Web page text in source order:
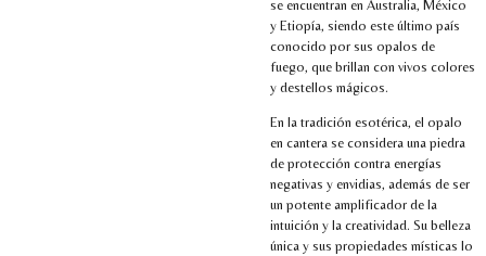
se encuentran en Australia, México
y Etiopía, siendo este último país
conocido por sus opalos de
fuego, que brillan con vivos colores
y destellos mágicos.
En la tradición esotérica, el opalo
en cantera se considera una piedra
de protección contra energías
negativas y envidias, además de ser
un potente amplificador de la
intuición y la creatividad. Su belleza
única y sus propiedades místicas lo